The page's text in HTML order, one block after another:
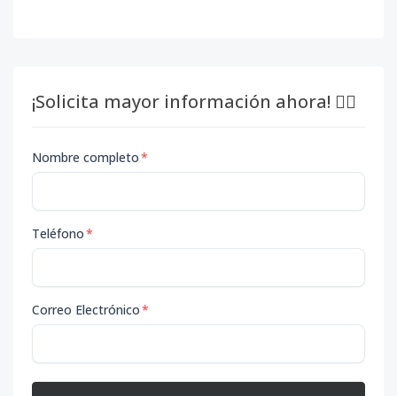
¡Solicita mayor información ahora! 👇🏽
Nombre completo*
Teléfono*
Correo Electrónico*